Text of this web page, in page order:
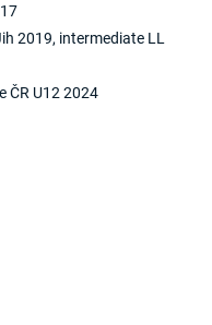
2019, intermediate LL
ČR U12 2024